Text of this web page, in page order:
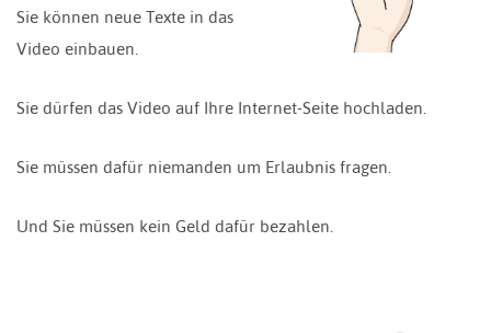
Sie können neue Texte in das
Video einbauen.
Sie dürfen das Video auf Ihre Internet-Seite hochladen.
Sie müssen dafür niemanden um Erlaubnis fragen.
Und Sie müssen kein Geld dafür bezahlen.